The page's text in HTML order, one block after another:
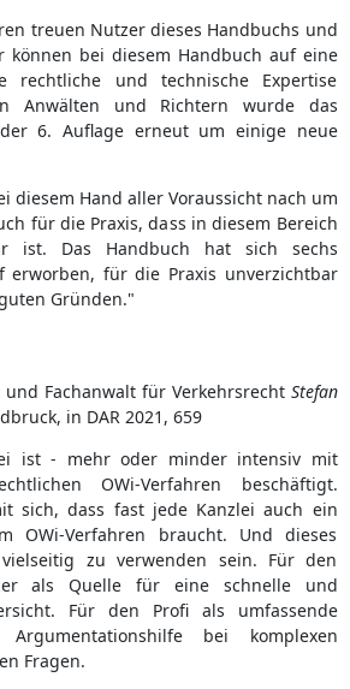
treuen Nutzer dieses Handbuchs und
können bei diesem Handbuch auf eine
rechtliche und technische Expertise
Anwälten und Richtern wurde das
6. Auflage erneut um einige neue
diesem Hand aller Voraussicht nach um
für die Praxis, dass in diesem Bereich
ist. Das Handbuch hat sich sechs
erworben, für die Praxis unverzichtbar
Gründen."
und Fachanwalt für Verkehrsrecht Stefan
in DAR 2021, 659
ist - mehr oder minder intensiv mit
OWi-Verfahren beschäftigt.
sich, dass fast jede Kanzlei auch ein
OWi-Verfahren braucht. Und dieses
zu verwenden sein. Für den
als Quelle für eine schnelle und
Für den Profi als umfassende
bei komplexen
Fragen.